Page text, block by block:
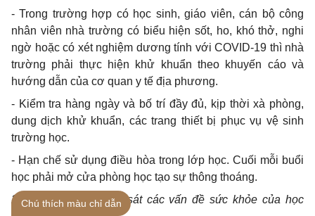
- Trong trường hợp có học sinh, giáo viên, cán bộ công
nhân viên nhà trường có biểu hiện sốt, ho, khó thở, nghi
ngờ hoặc có xét nghiệm dương tính với COVID-19 thì nhà
trường phải thực hiện khử khuẩn theo khuyến cáo và
hướng dẫn của cơ quan y tế địa phương.
- Kiểm tra hàng ngày và bố trí đầy đủ, kịp thời xà phòng,
dung dịch khử khuẩn, các trang thiết bị phục vụ vệ sinh
trường học.
- Hạn chế sử dụng điều hòa trong lớp học. Cuối mỗi buổi
học phải mở cửa phòng học tạo sự thông thoáng.
2.2.3. Theo dõi, giám sát các vấn đề sức khỏe của học
Chú thích màu chỉ dẫn